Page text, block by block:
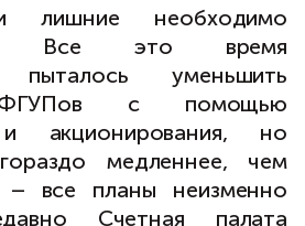
лишние необходимо
Все это время
пыталось уменьшить
ФГУПов с помощью
и акционирования, но
медленнее, чем
– все планы неизменно
Счетная палата